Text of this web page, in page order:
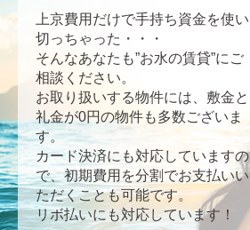
上京費用だけで手持ち資金を使い
切っちゃった・・・
そんなあなたも”お水の賃貸”にご
相談ください。
お取り扱いする物件には、敷金と
礼金が0円の物件も多数ございま
す。
カード決済にも対応していますの
で、初期費用を分割でお支払いい
ただくことも可能です。
リボ払いにも対応しています！